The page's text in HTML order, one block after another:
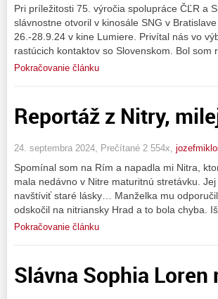
Pri príležitosti 75. výročia spolupráce ČĽR a
slávnostne otvoril v kinosále SNG v
26.-28.9.24 v kine Lumiere. Privítal nás vo
rastúcich kontaktov so Slovenskom. Bol
Pokračovanie článku
Reportáž z Nitry,
24. septembra 2024, Prečítané 2 554x,
Spomínal som na Rím a napadla mi Nitra,
mala nedávno v Nitre maturitnú stretávku.
navštíviť staré lásky… Manželka mu
odskočil na nitriansky Hrad a to bola chyba.
Pokračovanie článku
Slávna Sophia Loren